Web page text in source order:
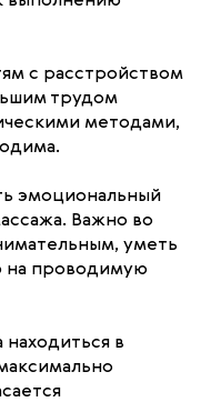
с расстройством
трудом
методами,
эмоциональный
Важно во
уметь
на проводимую
в